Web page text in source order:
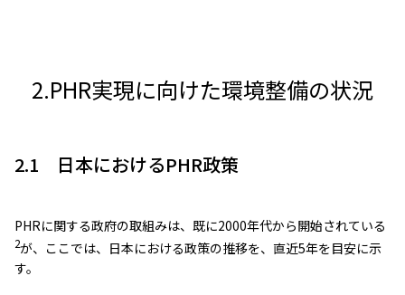
2.PHR実現に向けた環境整備の状況
2.1 日本におけるPHR政策
PHRに関する政府の取組みは、既に2000年代から開始されている
2が、ここでは、日本における政策の推移を、直近5年を目安に示
す。